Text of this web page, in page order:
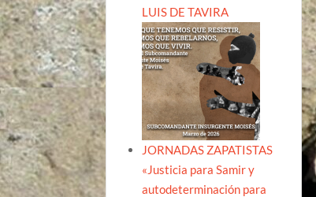
LUIS DE TAVIRA
JORNADAS ZAPATISTAS
«Justicia para Samir y
autodeterminación para